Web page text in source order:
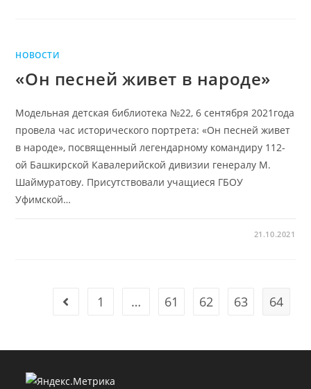
НОВОСТИ
«Он песней живет в народе»
Модельная детская библиотека №22, 6 сентября 2021года
провела час исторического портрета: «Он песней живет
в народе», посвященный легендарному командиру 112-
ой Башкирской Кавалерийской дивизии генералу М.
Шаймуратову. Присутствовали учащиеся ГБОУ
Уфимской…
21.10.2021
Go to the previous page
1 … 61 62 63 64